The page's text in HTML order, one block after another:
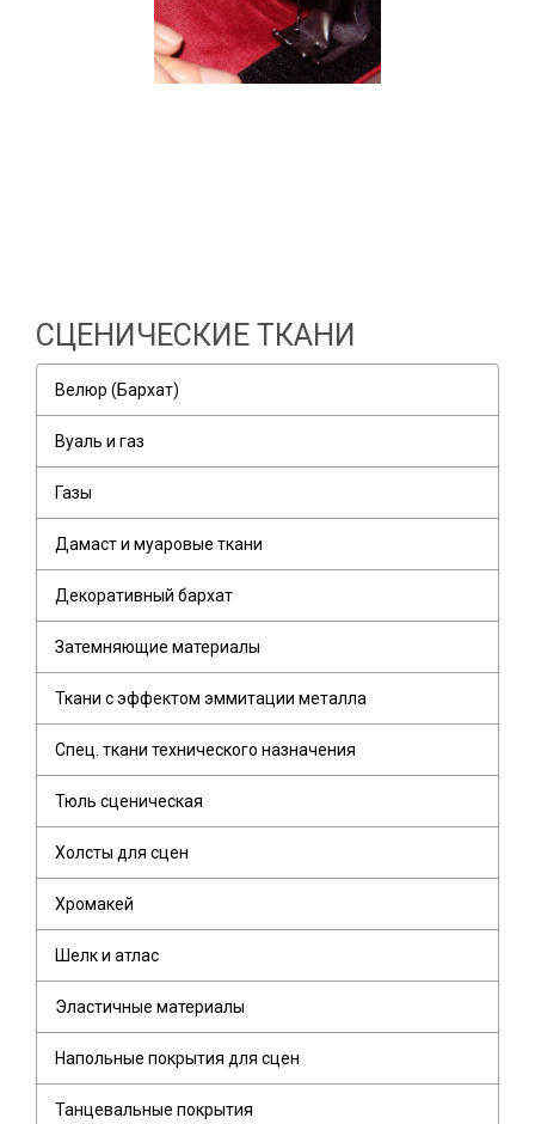
СЦЕНИЧЕСКИЕ ТКАНИ
Велюр (Бархат)
Вуаль и газ
Газы
Дамаст и муаровые ткани
Декоративный бархат
Затемняющие материалы
Ткани с эффектом эммитации металла
Спец. ткани технического назначения
Тюль сценическая
Холсты для сцен
Хромакей
Шелк и атлас
Эластичные материалы
Напольные покрытия для сцен
Танцевальные покрытия